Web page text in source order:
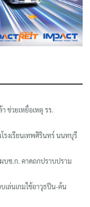
ช่วยเหยื่อเหตุ รร.
รงเรียนเทพศิรินทร์ นนทบุรี
บช.ก. คาดถกปราบปราม
เล่นเกมใช้อาวุธปืน-ค้น